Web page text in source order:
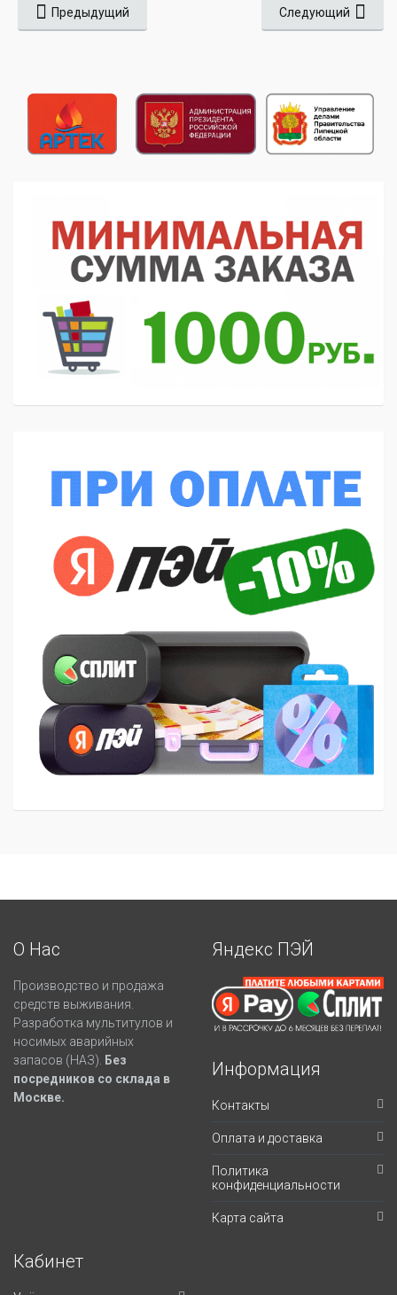
Предыдущий Следующий
О Нас
Производство и продажа
средств выживания.
Разработка мультитулов и
носимых аварийных
запасов (НАЗ).
Без
посредников со склада в
Москве.
Яндекс ПЭЙ
Информация
Контакты
Оплата и доставка
Политика
конфиденциальности
Карта сайта
Кабинет